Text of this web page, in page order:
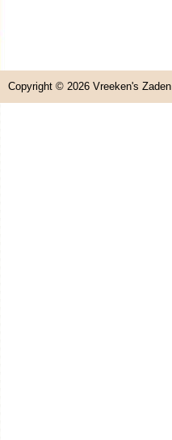
Copyright © 2026 Vreeken's Zaden